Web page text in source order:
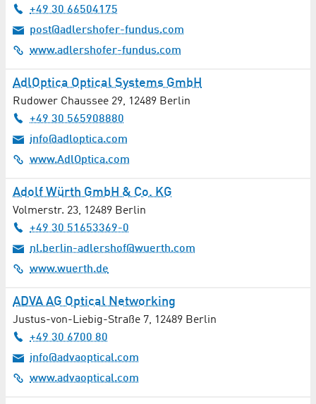
Gesundheitstechnologie
Grafikdesign
Gynäkologie / Geburtshilfe
Hals-Nasen-Ohrenheilkunde
Hämatologie
Hautarzt / Allergologie
Heizung / Sanitär
Hochbau
+49 30 66504175
post@adlershofer-fundus.com
www.adlershofer-fundus.com
AdlOptica Optical Systems GmbH
Rudower Chaussee 29, 12489 Berlin
+49 30 565908880
info@adloptica.com
www.AdlOptica.com
Adolf Würth GmbH & Co. KG
Volmerstr. 23, 12489 Berlin
+49 30 51653369-0
nl.berlin-adlershof@wuerth.com
www.wuerth.de
ADVA AG Optical Networking
Justus-von-Liebig-Straße 7, 12489 Berlin
+49 30 6700 80
info@advaoptical.com
www.advaoptical.com